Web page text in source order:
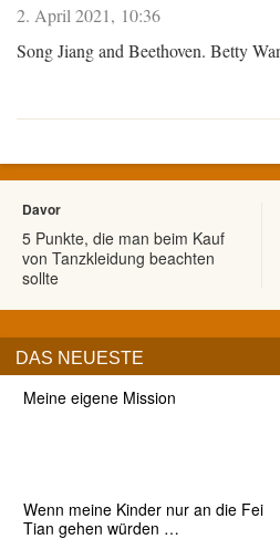
2. April 2021, 10:36
Song Jiang and Beethoven. Betty
Davor
5 Punkte, die man beim Kauf
von Tanzkleidung beachten
sollte
DAS NEUESTE
Meine eigene Mission
Wenn meine Kinder nur an die Fei
Tian gehen würden …